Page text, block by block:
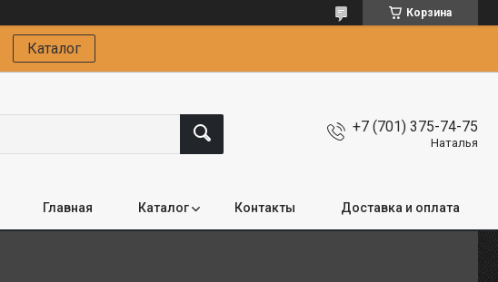
Корзина
Каталог
+7 (701) 375-74-75
Наталья
Главная Каталог Контакты Доставка и оплата